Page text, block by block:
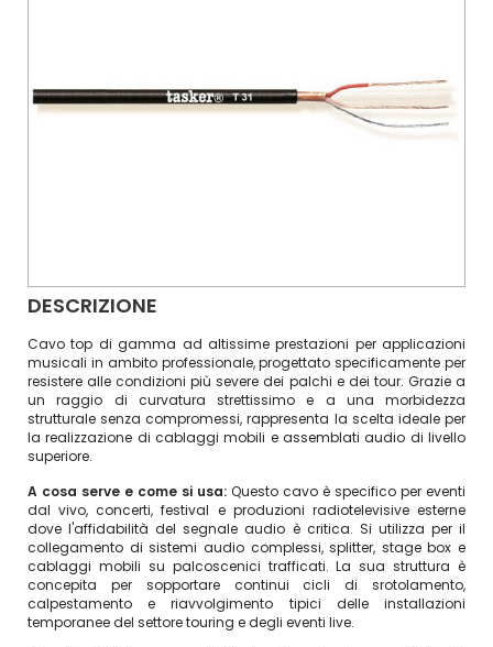
DESCRIZIONE
Cavo top di gamma ad altissime prestazioni per applicazioni
musicali in ambito professionale, progettato specificamente per
resistere alle condizioni più severe dei palchi e dei tour. Grazie a
un raggio di curvatura strettissimo e a una morbidezza
strutturale senza compromessi, rappresenta la scelta ideale per
la realizzazione di cablaggi mobili e assemblati audio di livello
superiore.
A cosa serve e come si usa: Questo cavo è specifico per eventi
dal vivo, concerti, festival e produzioni radiotelevisive esterne
dove l'affidabilità del segnale audio è critica. Si utilizza per il
collegamento di sistemi audio complessi, splitter, stage box e
cablaggi mobili su palcoscenici trafficati. La sua struttura è
concepita per sopportare continui cicli di srotolamento,
calpestamento e riavvolgimento tipici delle installazioni
temporanee del settore touring e degli eventi live.